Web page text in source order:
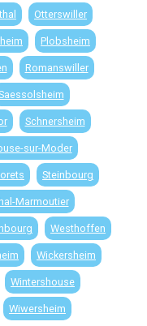
Otterswiller
Plobsheim
Romanswiller
Schnersheim
sur-Moder
Steinbourg
Marmoutier
Westhoffen
Wickersheim
Wintershouse
Wiwersheim